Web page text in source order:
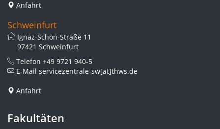
Anfahrt
Schweinfurt
Ignaz-Schön-Straße 11
97421 Schweinfurt
Telefon +49 9721 940-5
E-Mail servicezentrale-sw[at]thws.de
Anfahrt
Fakultäten